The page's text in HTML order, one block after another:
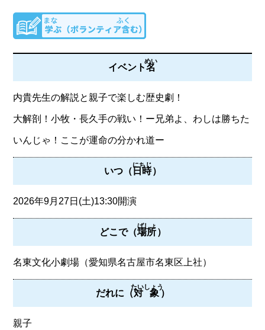
イベント名
めい
内貴先生の解説と親子で楽しむ歴史劇！
大解剖！小牧・長久手の戦い！ー兄弟よ、わしは勝ちた
いんじゃ！ここが運命の分かれ道ー
いつ（日時
にちじ
）
2026年9月27日(土)13:30開演
どこで（場所
ばしょ
）
名東文化小劇場（愛知県名古屋市名東区上社）
だれに（対象
たいしょう
）
親子